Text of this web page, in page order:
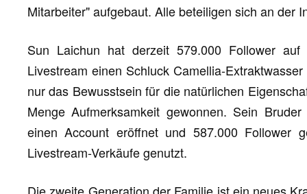
Mitarbeiter" aufgebaut. Alle beteiligen sich an der
Sun Laichun hat derzeit 579.000 Follower
Livestream einen Schluck Camellia-
nur das Bewusstsein für die natürlichen
Menge Aufmerksamkeit gewonnen. Sein
einen Account eröffnet und 587.000 Follower
Livestream-Verkäufe genutzt.
Die zweite Generation der Familie ist ein neues